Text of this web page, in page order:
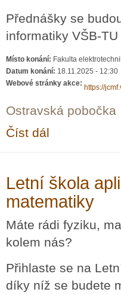
Přednášky se
informatiky VŠB-
Místo konání: Fakulta
Datum konání: 18.11.2025 - 12:30
Webové stránky akce:
https://
Ostravská pobočka
Číst dál
Letní škola
matematiky
Máte rádi fyziku,
kolem nás?
Přihlaste se na
díky níž se budete